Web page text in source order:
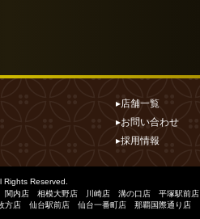
▸店舗一覧
▸お問い合わせ
▸採用情報
Rights Reserved.
関内店 相模大野店 川崎店 溝の口店 平塚駅前店
方店 仙台駅前店 仙台一番町店 那覇国際通り店